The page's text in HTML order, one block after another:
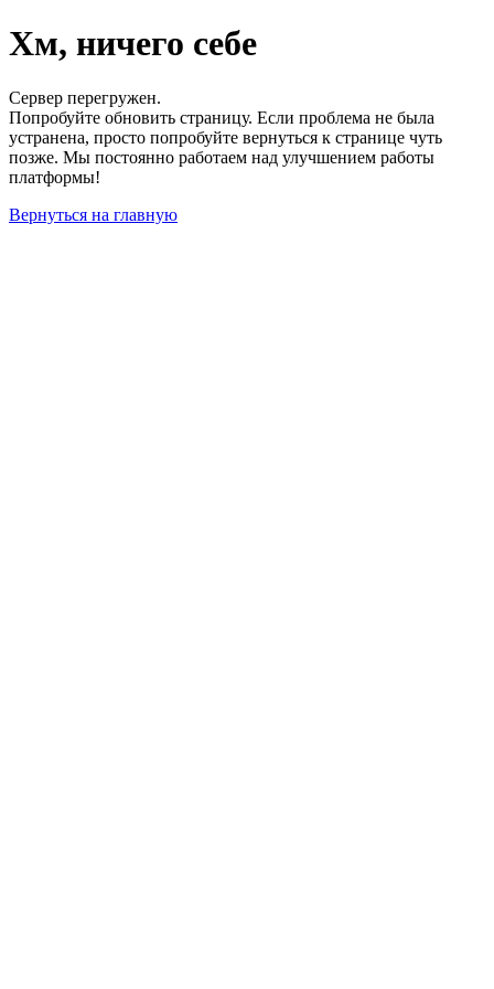
Хм, ничего себе
Сервер перегружен.
Попробуйте обновить страницу. Если проблема не была
устранена, просто попробуйте вернуться к странице чуть
позже. Мы постоянно работаем над улучшением работы
платформы!
Вернуться на главную